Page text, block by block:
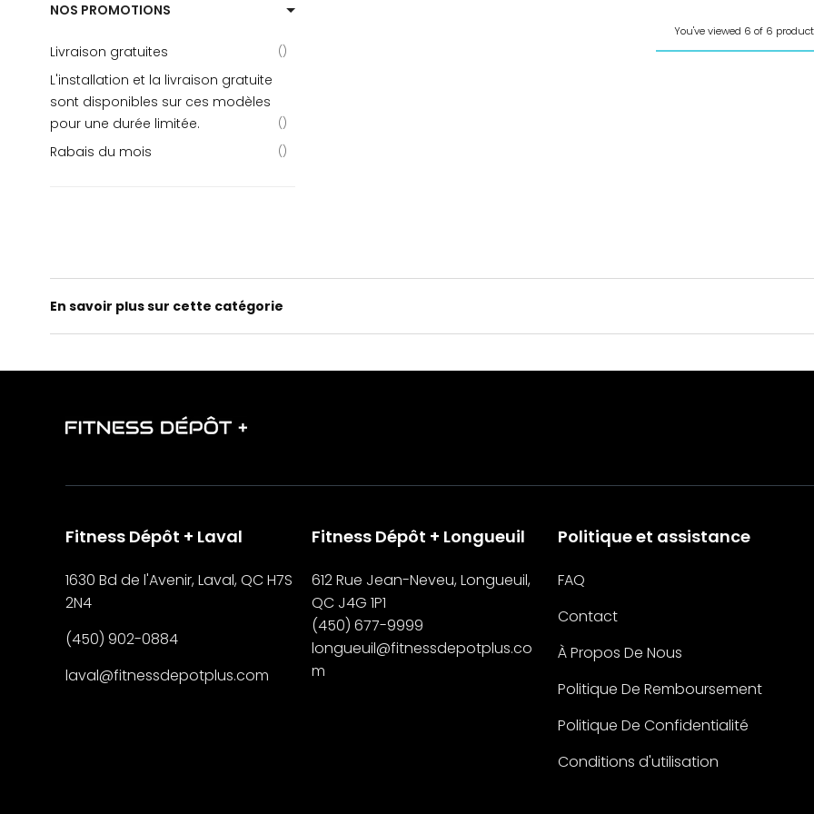
NOS PROMOTIONS
Livraison gratuites
L'installation et la livraison gratuite
sont disponibles sur ces modèles
pour une durée limitée.
Rabais du mois
You've viewed 6 of 6
En savoir plus sur cette catégorie
Fitness Dépôt + Laval
1630 Bd de l'Avenir, Laval, QC H7S
2N4
(450) 902-0884
laval@fitnessdepotplus.com
Fitness Dépôt + Longueuil
612 Rue Jean-Neveu, Longueuil,
QC J4G 1P1
(450) 677-9999
longueuil@fitnessdepotplus.co
m
Politique et assistance
FAQ
Contact
À Propos De Nous
Politique De Remboursement
Politique De Confidentialité
Conditions d'utilisation